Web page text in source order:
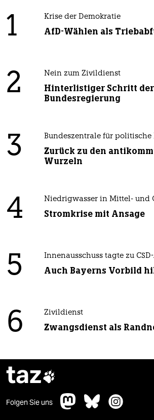
1 Krise der Demokratie
AfD-Wählen als
2 Nein zum Zivildienst
Hinterlistiger Schritt der
Bundesregierung
3 Bundeszentrale für
Zurück zu den
Wurzeln
4 Niedrigwasser in Mittel- und
Stromkrise mit Ansage
5 Innenausschuss tagte zu
Auch Bayerns Vorbild
6 Zivildienst
Zwangsdienst als
taz
Folgen Sie uns